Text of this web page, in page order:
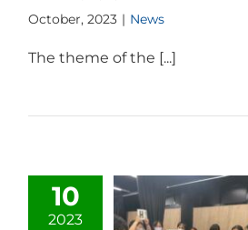
October, 2023 | News
The theme of the [...]
10
2023